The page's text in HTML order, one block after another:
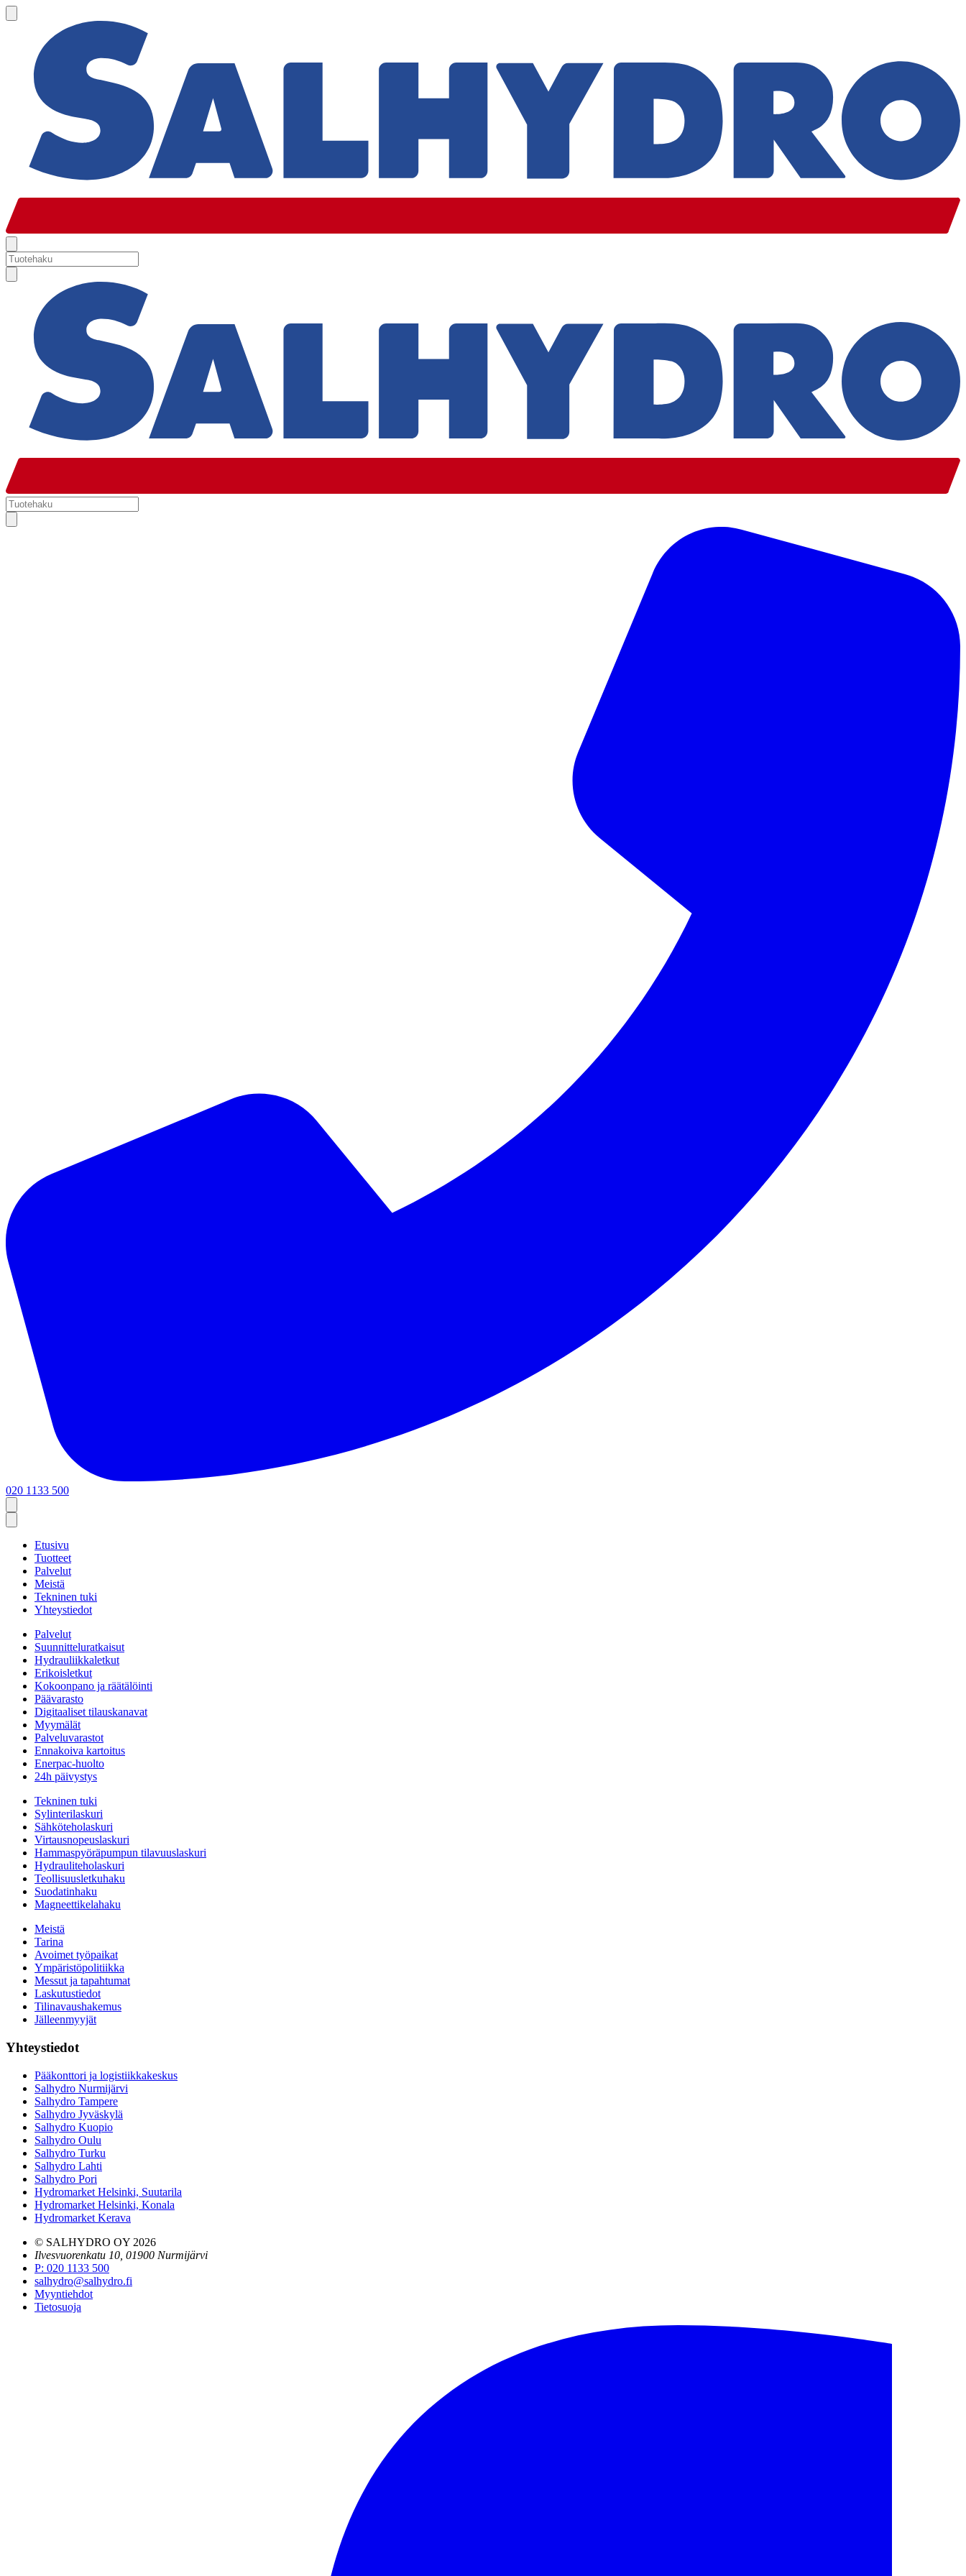
020 1133 500
Etusivu
Tuotteet
Palvelut
Meistä
Tekninen tuki
Yhteystiedot
Palvelut
Suunnitteluratkaisut
Hydrauliikkaletkut
Erikoisletkut
Kokoonpano ja räätälöinti
Päävarasto
Digitaaliset tilauskanavat
Myymälät
Palveluvarastot
Ennakoiva kartoitus
Enerpac-huolto
24h päivystys
Tekninen tuki
Sylinterilaskuri
Sähköteholaskuri
Virtausnopeuslaskuri
Hammaspyöräpumpun tilavuuslaskuri
Hydrauliteholaskuri
Teollisuusletkuhaku
Suodatinhaku
Magneettikelahaku
Meistä
Tarina
Avoimet työpaikat
Ympäristöpolitiikka
Messut ja tapahtumat
Laskutustiedot
Tilinavaushakemus
Jälleenmyyjät
Yhteystiedot
Pääkonttori ja logistiikkakeskus
Salhydro Nurmijärvi
Salhydro Tampere
Salhydro Jyväskylä
Salhydro Kuopio
Salhydro Oulu
Salhydro Turku
Salhydro Lahti
Salhydro Pori
Hydromarket Helsinki, Suutarila
Hydromarket Helsinki, Konala
Hydromarket Kerava
© SALHYDRO OY 2026
Ilvesvuorenkatu 10, 01900 Nurmijärvi
P: 020 1133 500
salhydro@salhydro.fi
Myyntiehdot
Tietosuoja